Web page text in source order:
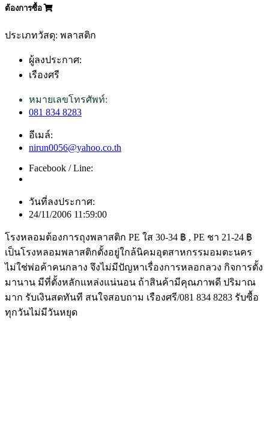
ต้องการซื้อ
ประเภทวัสดุ: พลาสติก
ผู้ลงประกาศ:
เรืองศรี
หมายเลขโทรศัพท์:
081 834 8283
อีเมล์:
nirun0056@yahoo.co.th
Facebook / Line:
วันที่ลงประกาศ:
24/11/2006 11:59:00
โรงหลอมต้องการถุงพลาสติก PE ใส 30-34 ฿ , PE ชา 21-24 ฿
เป็นโรงหลอมพลาสติกตั้งอยู่ใกล้นิคมอุตสาหกรรมอมตะนคร
ไม่ใช่พ่อค้าคนกลาง จึงไม่มีปัญหาเรื่องการหลอกลวง กิจการตั้ง
มานาน มีที่ตั้งหลักแหล่งแน่นอน ถ้าสินค้ามีคุณภาพดี ปริมาณ
มาก รับเงินสดทันที สนใจสอบถาม เรืองศรี/081 834 8283 รับซื้อ
ทุกวันไม่มีวันหยุด